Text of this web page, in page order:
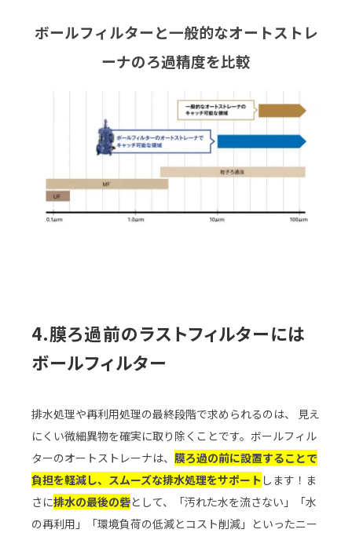
ボールフィルターと一般的なオートストレ
ーナのろ過精度を比較
4.膜ろ過前のラストフィルターには
ボールフィルター
排水処理や再利用処理の最終段階で求められるのは、 見え
にくい微細異物を確実に取り除くことです。ボールフィル
ターのオートストレーナは、 膜ろ過の前に設置することで
負担を軽減し、スムーズな排水処理をサポート します！ま
さに排水の最後の砦として、「汚れた水を流さない」「水
の再利用」「環境負荷の低減とコスト削減」といったニー